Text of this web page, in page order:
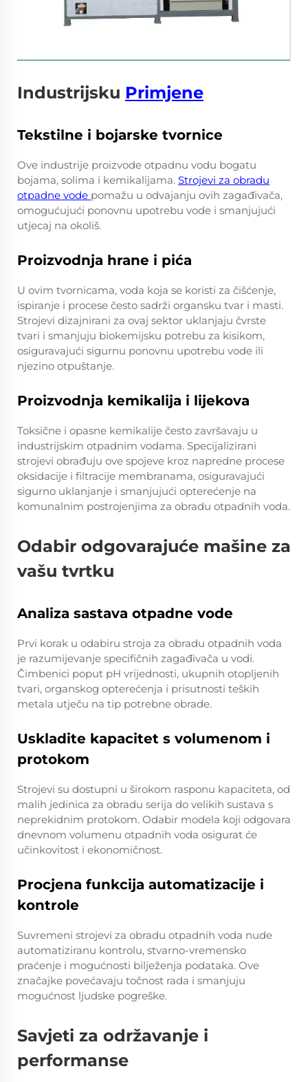
Industrijsku Primjene
Tekstilne i bojarske tvornice
Ove industrije proizvode otpadnu vodu bogatu
bojama, solima i kemikalijama. Strojevi za obradu
otpadne vode pomažu u odvajanju ovih zagađivača,
omogućujući ponovnu upotrebu vode i smanjujući
utjecaj na okoliš.
Proizvodnja hrane i pića
U ovim tvornicama, voda koja se koristi za čišćenje,
ispiranje i procese često sadrži organsku tvar i masti.
Strojevi dizajnirani za ovaj sektor uklanjaju čvrste
tvari i smanjuju biokemijsku potrebu za kisikom,
osiguravajući sigurnu ponovnu upotrebu vode ili
njezino otpuštanje.
Proizvodnja kemikalija i lijekova
Toksične i opasne kemikalije često završavaju u
industrijskim otpadnim vodama. Specijalizirani
strojevi obrađuju ove spojeve kroz napredne procese
oksidacije i filtracije membranama, osiguravajući
sigurno uklanjanje i smanjujući opterećenje na
komunalnim postrojenjima za obradu otpadnih voda.
Odabir odgovarajuće mašine za
vašu tvrtku
Analiza sastava otpadne vode
Prvi korak u odabiru stroja za obradu otpadnih voda
je razumijevanje specifičnih zagađivača u vodi.
Čimbenici poput pH vrijednosti, ukupnih otopljenih
tvari, organskog opterećenja i prisutnosti teških
metala utječu na tip potrebne obrade.
Uskladite kapacitet s volumenom i
protokom
Strojevi su dostupni u širokom rasponu kapaciteta, od
malih jedinica za obradu serija do velikih sustava s
neprekidnim protokom. Odabir modela koji odgovara
dnevnom volumenu otpadnih voda osigurat će
učinkovitost i ekonomičnost.
Procjena funkcija automatizacije i
kontrole
Suvremeni strojevi za obradu otpadnih voda nude
automatiziranu kontrolu, stvarno-vremensko
praćenje i mogućnosti bilježenja podataka. Ove
značajke povećavaju točnost rada i smanjuju
mogućnost ljudske pogreške.
Savjeti za održavanje i
performanse